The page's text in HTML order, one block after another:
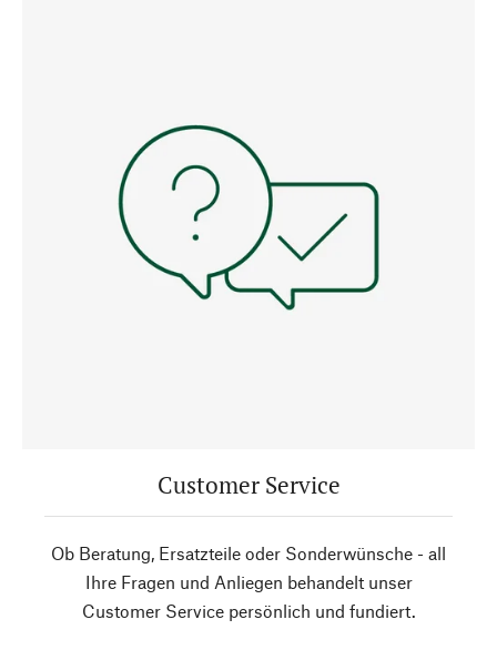
Customer Service
Ob Beratung, Ersatzteile oder Sonderwünsche - all
Ihre Fragen und Anliegen behandelt unser
Customer Service persönlich und fundiert.